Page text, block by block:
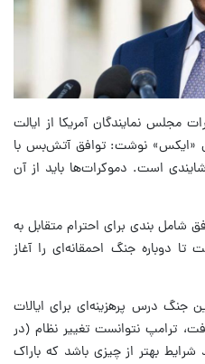
مجلس نمایندگان آمریکا از ایالت
«ایکس» نوشت: توافق آتش‌بس با
است. دموکرات‌ها باید از آن
شامل بندی برای احترام متقابل به
دوباره جنگ احمقانه‌ای را آغاز
جنگ درس پرهزینه‌ای برای ایالات
ترامپ نتوانست تغییر نظام (در
بهتر از چیزی باشد که باراک